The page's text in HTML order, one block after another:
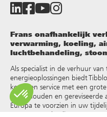
Frans onafhankelijk
verwarming, koeling,
luchtbehandeling,
Als specialist in de verhuur
energieoplossingen biedt
keuze en service met een
onderhouden en
Europa te voorzien in uw
warm water, koeling, stoom,